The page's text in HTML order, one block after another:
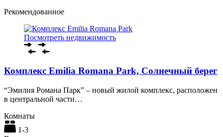
Рекомендованное
Посмотреть недвижимость
Комплекс Emilia Romana Park, Солнечный берег
“Эмилия Романа Парк” – новый жилой комплекс, расположен
в центральной части…
Комнаты
1-3